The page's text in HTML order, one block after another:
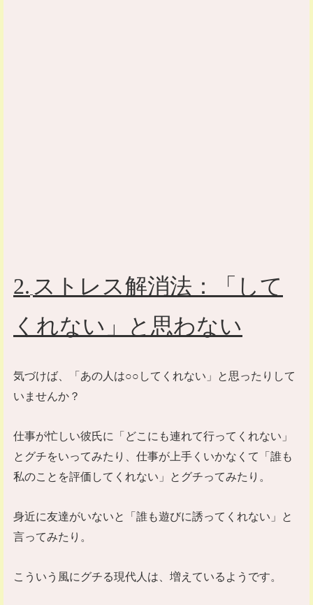
2. ストレス解消法：「して
くれない」と思わない
気づけば、「あの人は○○してくれない」と思ったりして
いませんか？
仕事が忙しい彼氏に「どこにも連れて行ってくれない」
とグチをいってみたり、仕事が上手くいかなくて「誰も
私のことを評価してくれない」とグチってみたり。
身近に友達がいないと「誰も遊びに誘ってくれない」と
言ってみたり。
こういう風にグチる現代人は、増えているようです。